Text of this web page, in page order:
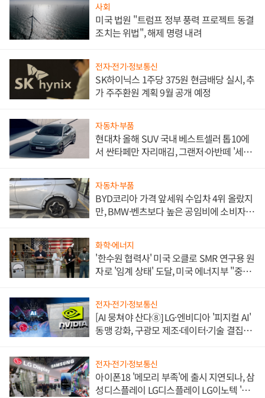
사회
미국 법원 "트럼프 정부 풍력 프로젝트 동결
조치는 위법", 해제 명령 내려
전자·전기·정보통신
SK하이닉스 1주당 375원 현금배당 실시, 추
가 주주환원 계획 9월 공개 예정
자동차·부품
현대차 올해 SUV 국내 베스트셀러 톱10에
서 싼타페만 자리매김, 그랜저·아반떼 '세단
자동차·부품
BYD코리아 가격 앞세워 수입차 4위 올랐지
만, BMW·벤츠보다 높은 공임비에 소비자
화학·에너지
'한수원 협력사' 미국 오클로 SMR 연구용 원
자로 '임계 상태' 도달, 미국 에너지부 "중요
전자·전기·정보통신
[AI 뭉쳐야 산다⑧] LG·엔비디아 '피지컬 AI'
동맹 강화, 구광모 제조·데이터·기술 결집
전자·전기·정보통신
아이폰18 '메모리 부족'에 출시 지연되나, 삼
성디스플레이 LG디스플레이 LG이노텍 '탈